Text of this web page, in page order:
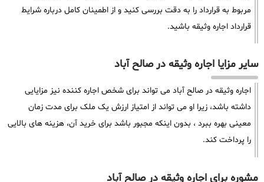
مربوط به قرارداد را به دقت بررسی کنید و از اطمینان کامل درباره شرایط
قرارداد اجاره وثیقه باشید.
سایر مزایا اجاره وثیقه در صالح آباد
اجاره وثیقه در صالح آباد می تواند برای شخص اجاره کننده نیز مزایایی
داشته باشد، زیرا او می تواند از امتیاز ارزش یک ملک برای مدت زمان
معینی بهره ببرد ، بدون اینکه مجبور باشد برای خرید آن، هزینه های بالایی
را پرداخت کند.
مشوره برای اجاره وثیقه در صالح آباد